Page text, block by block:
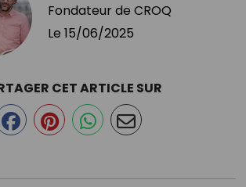
Fondateur de CROQ
Le 15/06/2025
CET ARTICLE SUR